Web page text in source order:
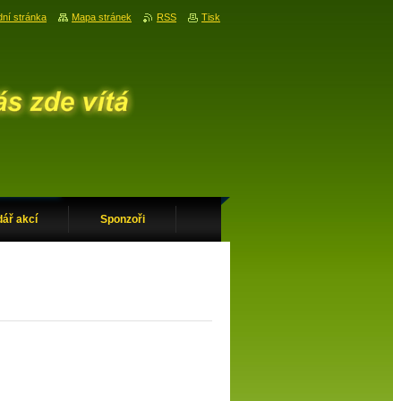
akcí Sponzoři
stránka Mapa stránek RSS Tisk